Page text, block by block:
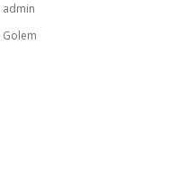
admin
Golem